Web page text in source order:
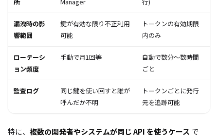
所 Manager 行)
漏洩時の影
響範囲
鍵が有効な限り不正利用
可能
トークンの有効期限
内のみ
ローテーシ
ョン頻度
手動で月1回等
自動で数分〜数時間
ごと
監査ログ
同じ鍵を使い回すと誰が
呼んだか不明
トークンごとに発行
元を追跡可能
特に、 複数の開発者やシステムが同じ API を使うケース で